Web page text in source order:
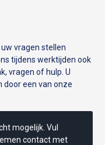
vragen stellen
tijdens werktijden ook
vragen of hulp. U
door een van onze
mogelijk. Vul
contact met